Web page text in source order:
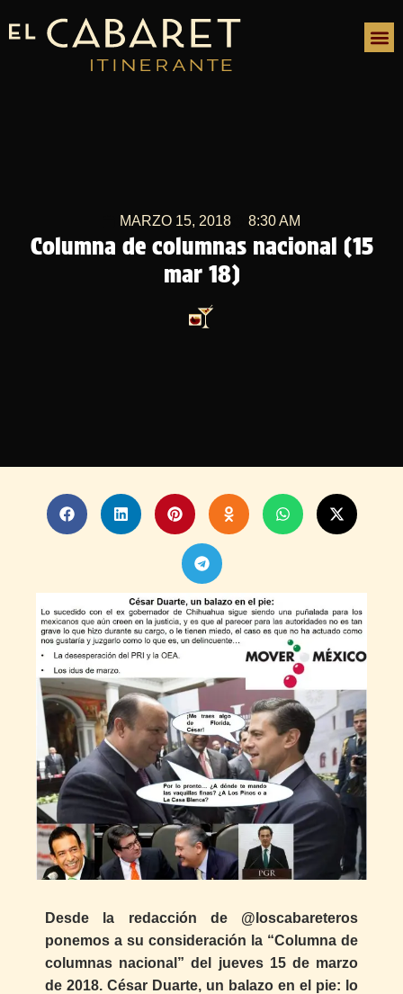
Columna de columnas nacional (15
mar 18)
MARZO 15, 2018 8:30 AM
Desde la redacción de @loscabareteros
ponemos a su consideración la “Columna de
columnas nacional” del jueves 15 de marzo
de 2018. César Duarte, un balazo en el pie: lo